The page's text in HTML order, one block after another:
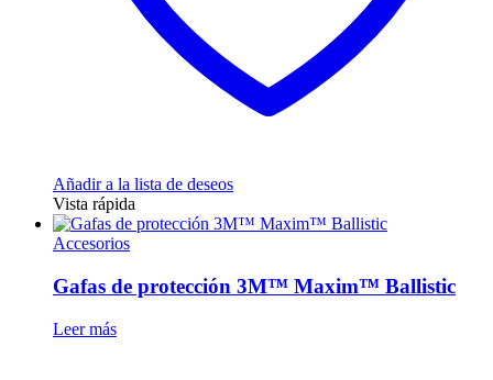
Añadir a la lista de deseos
Vista rápida
Accesorios
Gafas de protección 3M™ Maxim™ Ballistic
Leer más